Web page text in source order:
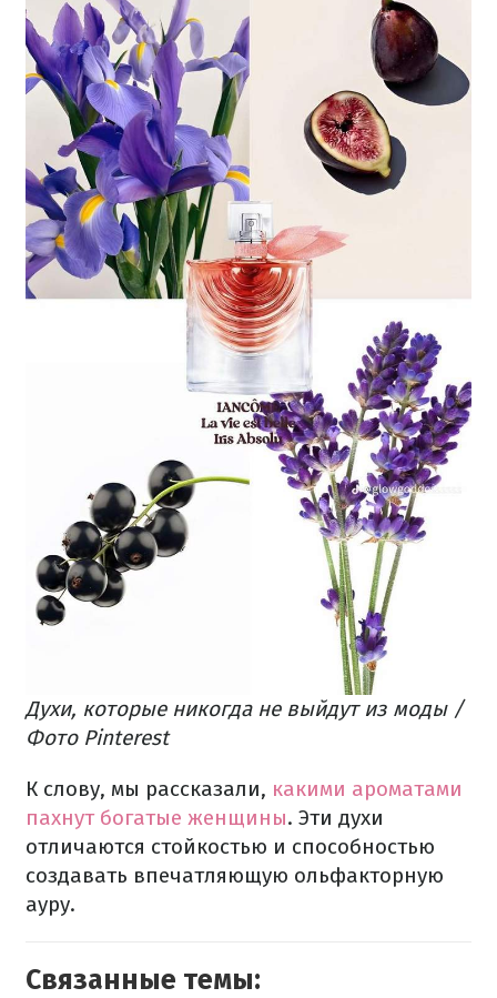
Духи, которые никогда не выйдут из моды /
Фото Pinterest
К слову, мы рассказали, какими ароматами
пахнут богатые женщины. Эти духи
отличаются стойкостью и способностью
создавать впечатляющую ольфакторную
ауру.
Связанные темы: